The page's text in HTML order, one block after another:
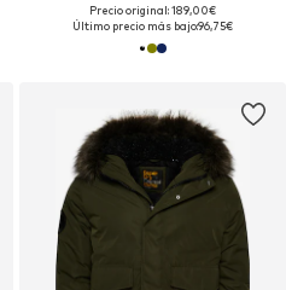
Precio original: 189,00€
Último precio más bajo:96,75€